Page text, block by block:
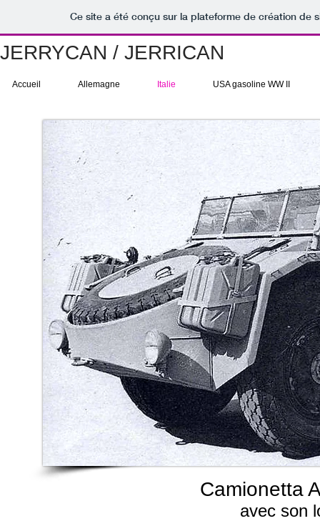
Ce site a été conçu sur la plateforme de création de
JERRYCAN / JERRICAN
Accueil Allemagne Italie USA gasoline WW II
Camionetta
avec son